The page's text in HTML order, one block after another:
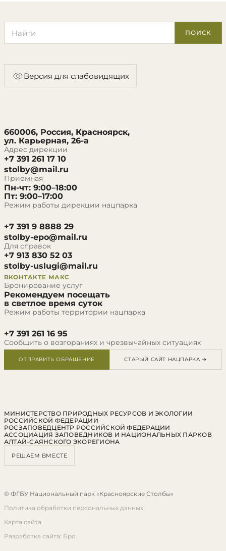
ПОИСК
Версия для слабовидящих
660006, Россия, Красноярск,
ул. Карьерная, 26-а
Адрес дирекции
+7 391 261 17 10
stolby@mail.ru
Приёмная
Пн-чт: 9:00–18:00
Пт: 9:00–17:00
Режим работы дирекции нацпарка
+7 391 9 8888 29
stolby-epo@mail.ru
Для справок
+7 913 830 52 03
stolby-uslugi@mail.ru
ВКОНТАКТЕ МАКС
Бронирование услуг
Рекомендуем посещать
в светлое время суток
Режим работы территории нацпарка
+7 391 261 16 95
Сообщить о возгораниях и чрезвычайных ситуациях
ОТПРАВИТЬ ОБРАЩЕНИЕ СТАРЫЙ САЙТ НАЦПАРКА →
МИНИСТЕРСТВО ПРИРОДНЫХ РЕСУРСОВ И ЭКОЛОГИИ
РОССИЙСКОЙ ФЕДЕРАЦИИ
РОСЗАПОВЕДЦЕНТР РОССИЙСКОЙ ФЕДЕРАЦИИ
АССОЦИАЦИЯ ЗАПОВЕДНИКОВ И НАЦИОНАЛЬНЫХ ПАРКОВ
АЛТАЙ-САЯНСКОГО ЭКОРЕГИОНА
РЕШАЕМ ВМЕСТЕ
© ФГБУ Национальный парк «Красноярские Столбы»
Политика обработки персональных данных
Карта сайта
Разработка сайта: Бро.